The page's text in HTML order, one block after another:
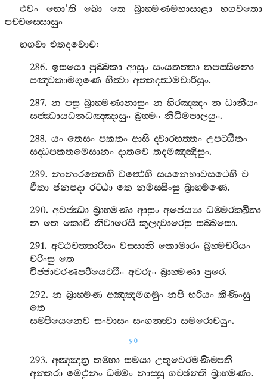
එවං භො’ති ඛො තෙ බ්‍රාහ‍්මණමහාසාළා
භගවතො
පච‍්චස‍්සොසුං
භගවා එතදවොච:
286.ඉසයො පුබ‍්බකා ආසුං සංයතත‍්තා තපස‍්සිනො
පඤ‍්චකාමගුණෙ හිත්‍වා අත‍්තදත්‍ථමචාරිසුං.
287.න පසූ බ්‍රාහ‍්මණානාසුං න හිරඤ‍්ඤං න ධානීයං
සජ‍්ඣායධනධඤ‍්ඤාසුං බ්‍රහ‍්මං නිධිමපාලයුං.
288.යං තෙසං පකතං ආසි ද‍්වාරභත‍්තං උපට‍්ඨිතං
සද‍්ධපකතමෙසානං දාතවෙ තදමඤ‍්ඤිසුං.
289.නානාරත‍්තෙහි වත්‍ථෙහි සයනෙභාවසථෙහි ච
ඵිතා ජනපදා රට‍්ඨා තෙ නමස‍්සිංසු බ්‍රාහ‍්මණෙ.
290.අවජ‍්ඣා බ්‍රාහ‍්මණා ආසුං අජෙය්‍යා ධම‍්මරක‍්ඛිතා
න තෙ කොචි නිවාරෙසි කුලද‍්වාරෙසු සබ‍්බසො.
291.අට‍්ඨචත‍්තාරිසං වස‍්සානි කොමාරං බ්‍රහ‍්මචරියං
චරිංසු තෙ
විජ‍්ජාචරණපරියෙට‍්ඨිං අචරුං බ්‍රාහ‍්මණා පුරෙ.
292.න බ්‍රාහ‍්මණ අඤ‍්ඤමගමුං නපි භරියං කිණිංසු
තෙ
සම‍්පියෙනෙව සංවාසං සංගන‍්ත්‍වා සමරොචයුං.
90
293.අඤ‍්ඤත්‍ර තම‍්හා සමයා උතුවෙරමණිම‍්පති
අන‍්තරා මෙථුනං ධම‍්මං නාස‍්සු ගච‍්ඡන‍්ති බ්‍රාහ‍්මණා.